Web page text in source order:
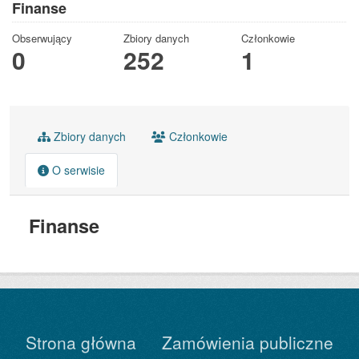
Finanse
Obserwujący
0
Zbiory danych
252
Członkowie
1
Zbiory danych Członkowie
O serwisie
Finanse
Strona główna Zamówienia publiczne